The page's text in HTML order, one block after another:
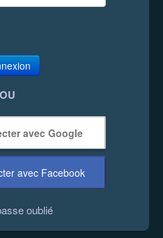
OU
avec Google
avec Facebook
oublié